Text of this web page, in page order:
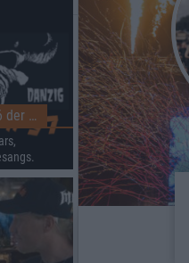
Black Listed Friday – Die 6+6+6 der Woche